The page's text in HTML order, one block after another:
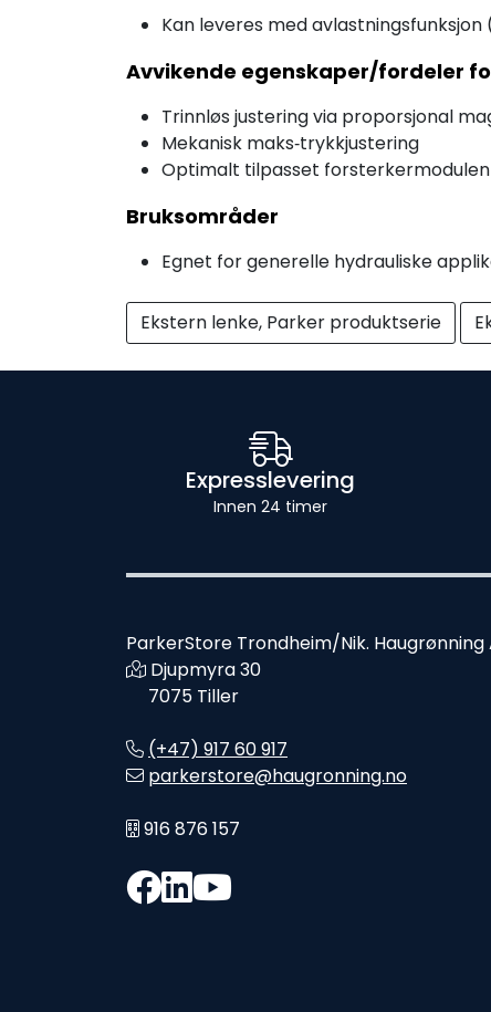
Kan leveres med
Avvikende egenskaper/fordeler
Trinnløs justering via proporsjonal
Mekanisk maks‑trykkjustering
Optimalt tilpasset forsterkermodulen
Bruksområder
Egnet for generelle hydrauliske
Ekstern lenke, Parker produktserie
Expresslevering
Innen 24 timer
ParkerStore Trondheim/Nik. Haugrønning
Djupmyra 30
7075 Tiller
(+47) 917 60 917
parkerstore@haugronning.no
916 876 157